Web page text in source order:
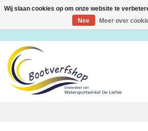
Toggle
Wij slaan cookies op om onze website te
Nee
Meer over